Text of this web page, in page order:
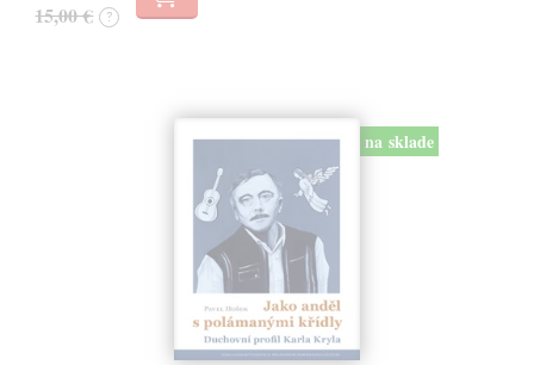
15,00 € ?
na sklade